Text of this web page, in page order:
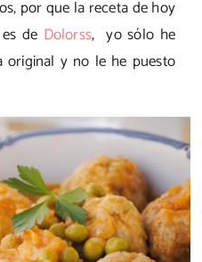
por que la receta de hoy
de Dolorss, yo sólo he
original y no le he puesto